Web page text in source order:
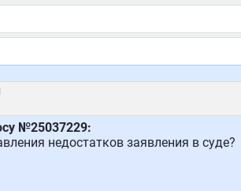
№25037229:
недостатков заявления в суде?